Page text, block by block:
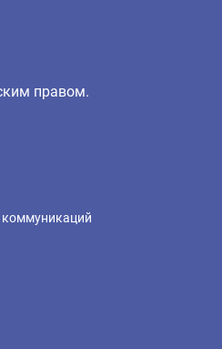
правом.
коммуникаций